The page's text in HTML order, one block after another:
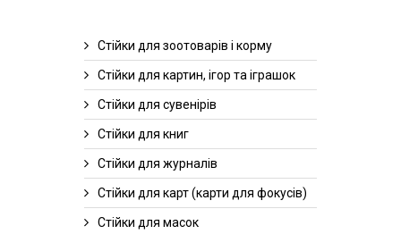
Стійки для зоотоварів і корму
Стійки для картин, ігор та іграшок
Стійки для сувенірів
Стійки для книг
Стійки для журналів
Cтійки для карт (карти для фокусів)
Cтійки для масок